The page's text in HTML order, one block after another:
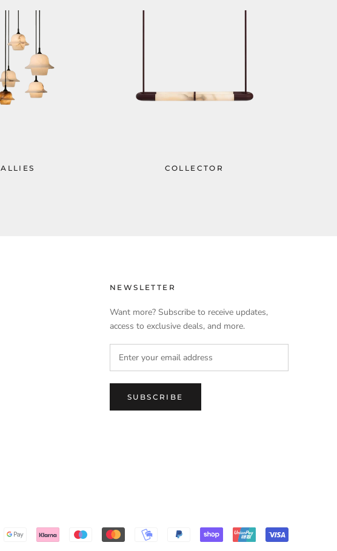
ALLIES COLLECTOR
NEWSLETTER
Want more? Subscribe to receive updates,
access to exclusive deals, and more.
SUBSCRIBE